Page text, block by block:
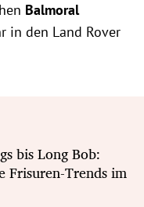
Balmoral
in den Land Rover
bis Long Bob:
Frisuren-Trends im